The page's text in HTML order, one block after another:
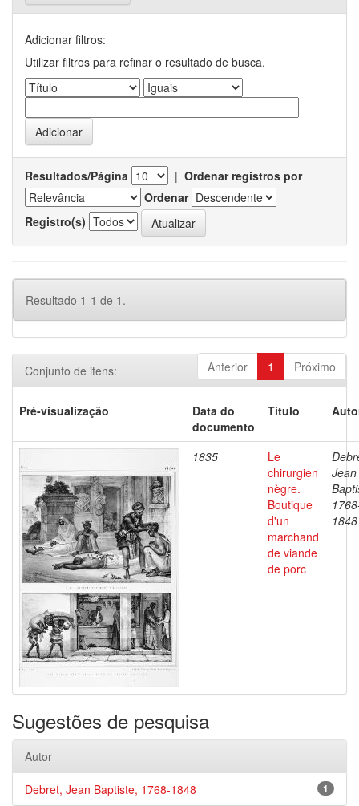
Adicionar filtros:
Utilizar filtros para refinar o resultado de busca.
Resultados/Página | Ordenar registros por
Ordenar
Registro(s)
Resultado 1-1 de 1.
Anterior 1 Próximo
Conjunto de itens:
Pré-visualização
Data do
documento
Título
1835
Le
chirurgien
nègre.
Boutique
d'un
marchand
de viande
de porc
Jean
1848
Sugestões de pesquisa
Autor
1
Debret, Jean Baptiste, 1768-1848